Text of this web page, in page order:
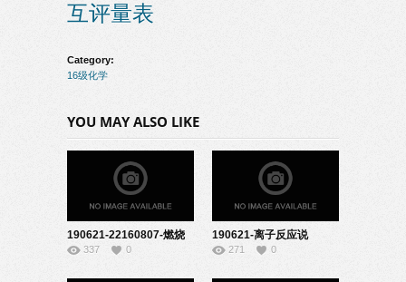
互评量表
Category:
16级化学
YOU MAY ALSO LIKE
190621-22160807-燃烧
的条件说课
337 0
190621-离子反应说
课-08160225
271 0